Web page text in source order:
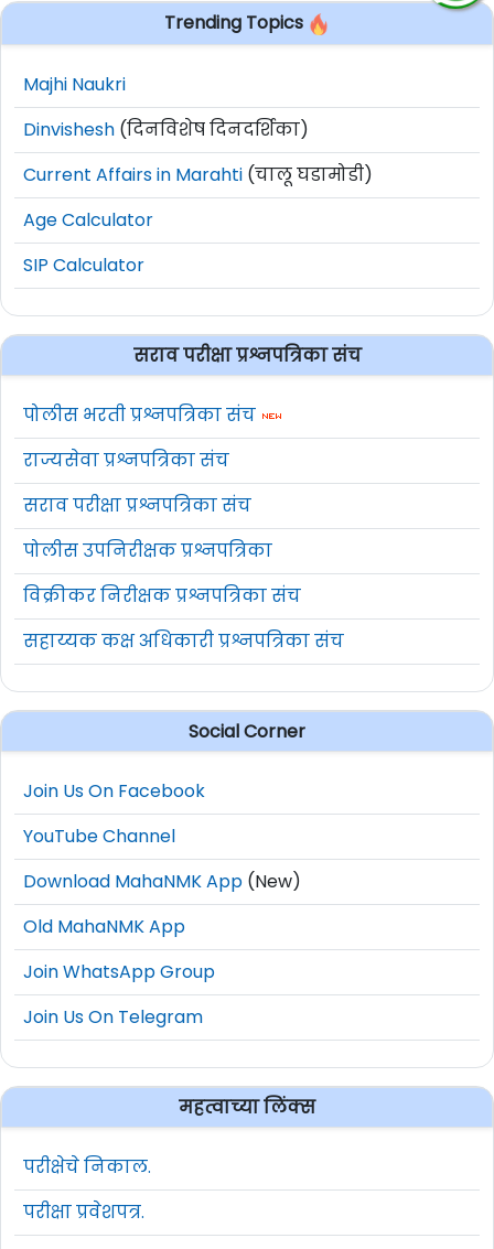
Trending Topics
Majhi Naukri
Dinvishesh (दिनविशेष दिनदर्शिका)
Current Affairs in Marahti (चालू घडामोडी)
Age Calculator
SIP Calculator
सराव परीक्षा प्रश्नपत्रिका संच
पोलीस भरती प्रश्नपत्रिका संच
राज्यसेवा प्रश्नपत्रिका संच
सराव परीक्षा प्रश्नपत्रिका संच
पोलीस उपनिरीक्षक प्रश्नपत्रिका
विक्रीकर निरीक्षक प्रश्नपत्रिका संच
सहाय्यक कक्ष अधिकारी प्रश्नपत्रिका संच
Social Corner
Join Us On Facebook
YouTube Channel
Download MahaNMK App (New)
Old MahaNMK App
Join WhatsApp Group
Join Us On Telegram
महत्वाच्या लिंक्स
परीक्षेचे निकाल.
परीक्षा प्रवेशपत्र.